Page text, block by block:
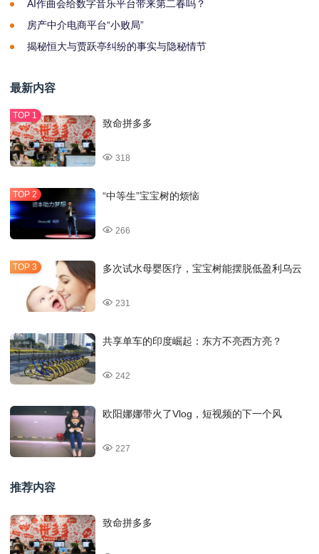
AI作曲会给数字音乐平台带来第二春吗？
房产中介电商平台“小败局”
揭秘恒大与贾跃亭纠纷的事实与隐秘情节
最新内容
致命拼多多
318
“中等生”宝宝树的烦恼
266
多次试水母婴医疗，宝宝树能摆脱低盈利乌云
231
共享单车的印度崛起：东方不亮西方亮？
242
欧阳娜娜带火了Vlog，短视频的下一个风
227
推荐内容
致命拼多多